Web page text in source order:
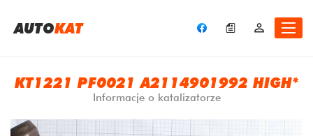
AUTOKAT
KT1221 PF0021 A2114901992 HIGH*
Informacje o katalizatorze